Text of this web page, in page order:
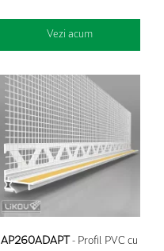
Vezi acum
AP260ADAPT - Profil PVC cu